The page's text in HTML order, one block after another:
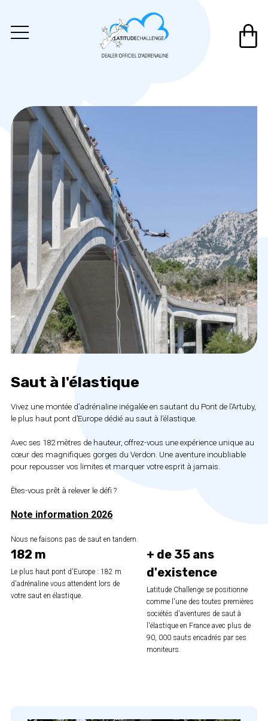
Saut à l'élastique
Vivez une montée d’adrénaline inégalée en sautant du Pont de l’Artuby,
le plus haut pont d’Europe dédié au saut à l’élastique.
Avec ses 182 mètres de hauteur, offrez-vous une expérience unique au
cœur des magnifiques gorges du Verdon. Une aventure inoubliable
pour repousser vos limites et marquer votre esprit à jamais.
Êtes-vous prêt à relever le défi ?
Note information 2026
Nous ne faisons pas de saut en tandem.
182 m
Le plus haut pont d'Europe : 182 m
d'adrénaline vous attendent lors de
votre saut en élastique.
+ de 35 ans
d'existence
Latitude Challenge se positionne
comme l'une des toutes premières
sociétés d'aventures de saut à
l'élastique en France avec plus de
90, 000 sauts encadrés par ses
moniteurs.